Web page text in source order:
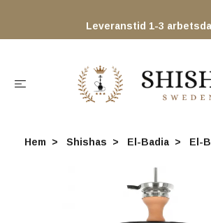
Leveranstid 1-3
Hem Shishas El-Badia El-